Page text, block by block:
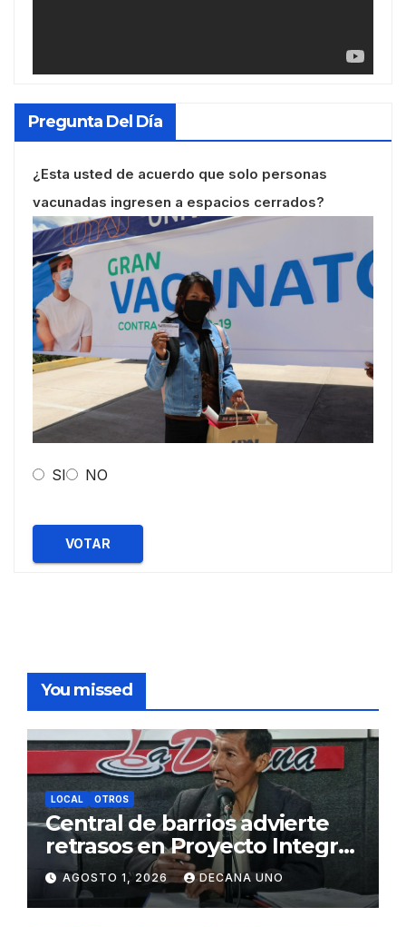
Pregunta Del Día
¿Esta usted de acuerdo que solo personas
vacunadas ingresen a espacios cerrados?
SI NO
VOTAR
You missed
LOCAL OTROS
Central de barrios advierte
retrasos en Proyecto Integral
de Agua y Alcantarillado para
Juliaca
AGOSTO 1, 2026 DECANA UNO